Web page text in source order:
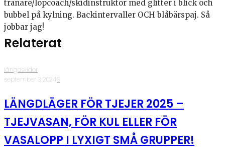
tränare/löpcoach/skidinstruktör med glitter i blick och
bubbel på kylning. Backintervaller OCH blåbärspaj. Så
jobbar jag!
Relaterat
längdskidor
·september 3, 2024·9
LÄNGDLÄGER FÖR TJEJER 2025 –
TJEJVASAN, FÖR KUL ELLER FÖR
VASALOPP I LYXIGT SMÅ GRUPPER!